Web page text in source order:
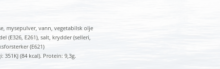
mysepulver, vann, vegetabilsk olje
(E326, E261), salt, krydder (selleri,
(E621)
(84 kcal). Protein: 9,3g.